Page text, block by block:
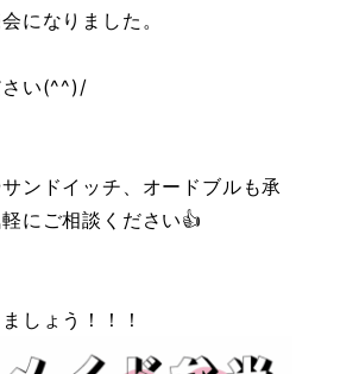
になりました。
さい(^^)/
ンドイッチ、オードブルも承
にご相談ください👍
しょう！！！